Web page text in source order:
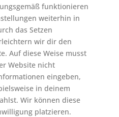
funktionieren
weiterhin in
das Setzen
wir dir den
Auf diese Weise musst
Website nicht
eingeben,
in deinem
Wir können diese
platzieren.